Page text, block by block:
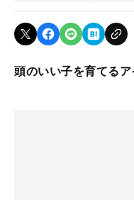
頭のいい子を育てるア